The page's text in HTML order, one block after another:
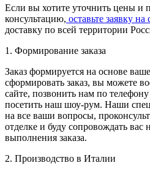
Если вы хотите уточнить цены и
консультацию, оставьте заявку на
доставку по всей территории
1. Формирование заказа
Заказ формируется на основе
сформировать заказ, вы можете
сайте, позвонить нам по
посетить наш шоу-рум. Наши
на все ваши вопросы,
отделке и буду сопровождать вас
выполнения заказа.
2. Производство в Италии